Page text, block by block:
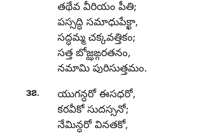
తథేవ వీరియం పీతి;
పస్సద్ధి సమాధుపేక్ఖా,
సద్ధమ్మ చక్కవత్తికం;
సత్త బోజ్ఝఙ్గరతనం,
నమామి పురిసుత్తమం.
౩౭. యుగన్ధరోఈసధరో,
కరవీకో సుదస్సనో;
నేమిన్ధరో వినతకో,